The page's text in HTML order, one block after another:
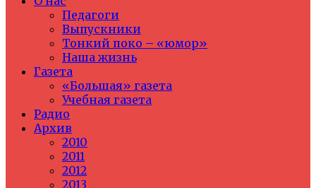
Педагоги
Выпускники
Тонкий поко – «юмор»
Наша жизнь
Газета
«Большая» газета
Учебная газета
Радио
Архив
2010
2011
2012
2013